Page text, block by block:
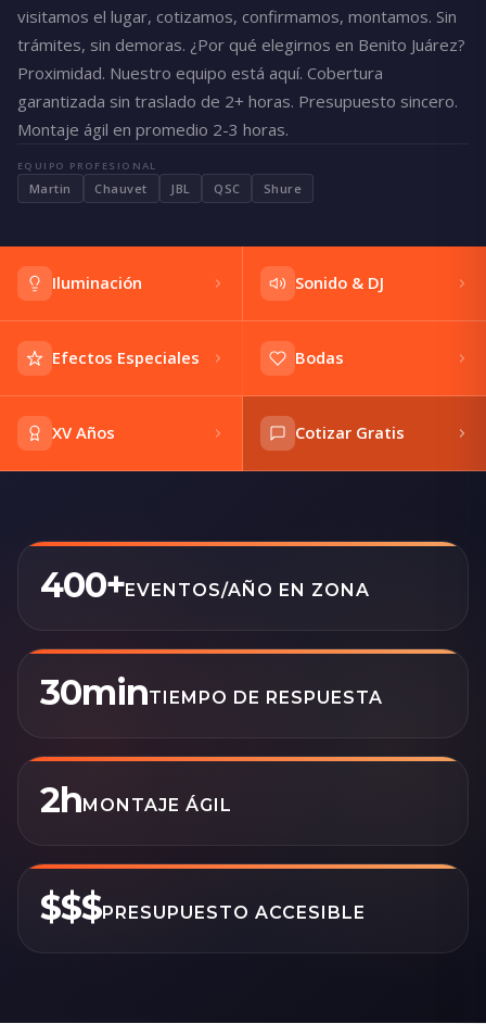
visitamos el lugar, cotizamos, confirmamos, montamos. Sin
trámites, sin demoras. ¿Por qué elegirnos en Benito Juárez?
Proximidad. Nuestro equipo está aquí. Cobertura
garantizada sin traslado de 2+ horas. Presupuesto sincero.
Montaje ágil en promedio 2-3 horas.
EQUIPO PROFESIONAL
Martin Chauvet JBL QSC Shure
Iluminación Sonido & DJ
Efectos Especiales Bodas
XV Años Cotizar Gratis
400+EVENTOS/AÑO EN ZONA
30minTIEMPO DE RESPUESTA
2hMONTAJE ÁGIL
$$$PRESUPUESTO ACCESIBLE